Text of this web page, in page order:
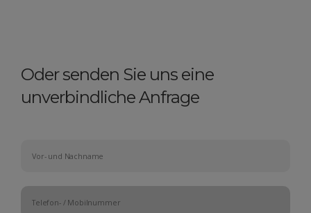
Oder senden Sie uns eine
unverbindliche Anfrage